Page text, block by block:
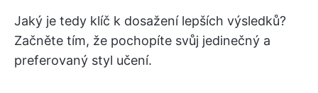
Jaký je tedy klíč k dosažení lepších výsledků?
Začněte tím, že pochopíte svůj jedinečný a
preferovaný styl učení.